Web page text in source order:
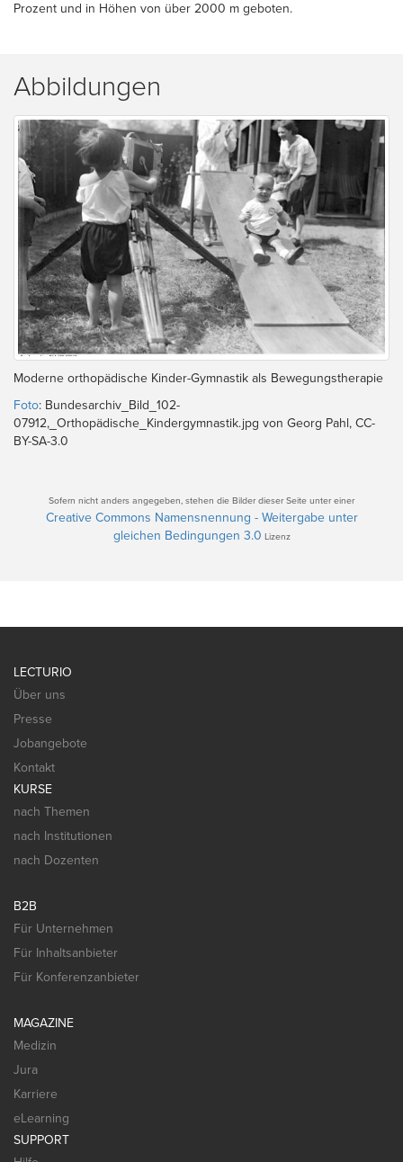
Prozent und in Höhen von über 2000 m geboten.
Abbildungen
Moderne orthopädische Kinder-Gymnastik als Bewegungstherapie
Foto: Bundesarchiv_Bild_102-
07912,_Orthopädische_Kindergymnastik.jpg von Georg Pahl, CC-
BY-SA-3.0
Sofern nicht anders angegeben, stehen die Bilder dieser Seite unter einer
Creative Commons Namensnennung - Weitergabe unter
gleichen Bedingungen 3.0 Lizenz
LECTURIO
Über uns
Presse
Jobangebote
Kontakt
KURSE
nach Themen
nach Institutionen
nach Dozenten
B2B
Für Unternehmen
Für Inhaltsanbieter
Für Konferenzanbieter
MAGAZINE
Medizin
Jura
Karriere
eLearning
SUPPORT